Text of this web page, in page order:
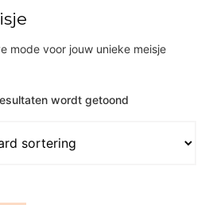
mode voor jouw unieke meisje
wordt getoond